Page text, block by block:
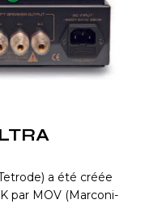
a été créée
par MOV (Marconi-